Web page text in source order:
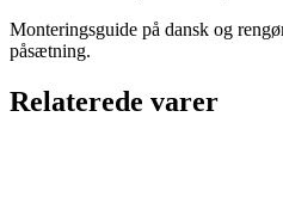
Monteringsguide på dansk og
påsætning.
Relaterede varer